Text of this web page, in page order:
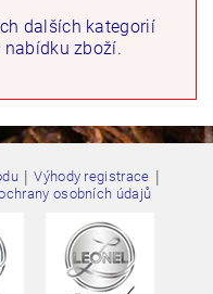
dalších kategorií
zboží.
| Výhody registrace |
osobních údajů